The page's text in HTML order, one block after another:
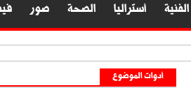
الفنية أستراليا الصحة صور
أدوات الموضوع